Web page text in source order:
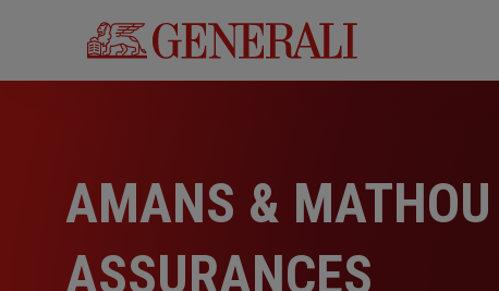
AMANS & MATHOU
ASSURANCES